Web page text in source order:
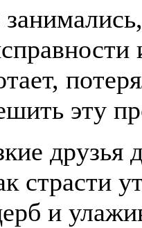
эту
друзья
страсти
и